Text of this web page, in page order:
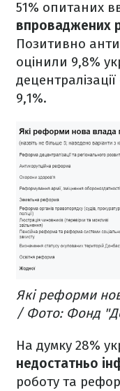
51% опитаних
впроваджених
Позитивно
оцінили 9,8%
9,1%.
Які реформи
/ Фото: Фонд
На думку 28%
недостатньо
роботу та